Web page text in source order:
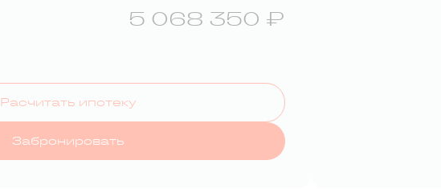
5 068 350 ₽
Расчитать ипотеку
Забронировать